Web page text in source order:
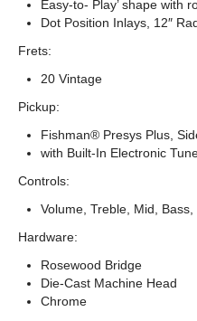
Easy-to- Play’ shape with
Dot Position Inlays, 12″
Frets:
20 Vintage
Pickup:
Fishman® Presys Plus,
with Built-In Electronic
Controls:
Volume, Treble, Mid, Bass,
Hardware:
Rosewood Bridge
Die-Cast Machine Head
Chrome